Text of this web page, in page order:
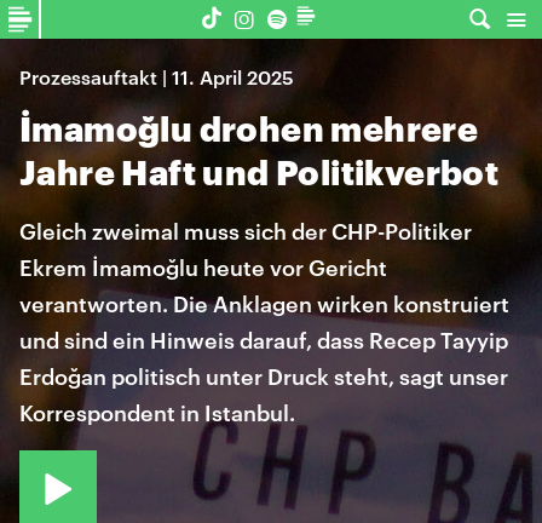
Prozessauftakt | 11. April 2025
İmamoğlu drohen mehrere
Jahre Haft und Politikverbot
Gleich zweimal muss sich der CHP-Politiker
Ekrem İmamoğlu heute vor Gericht
verantworten. Die Anklagen wirken konstruiert
und sind ein Hinweis darauf, dass Recep Tayyip
Erdoğan politisch unter Druck steht, sagt unser
Korrespondent in Istanbul.